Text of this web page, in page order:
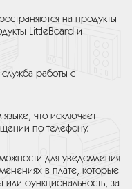
на продукты
LittleBoard и
работы с
что исключает
по телефону.
для уведомления
в плате, которые
функциональность, за